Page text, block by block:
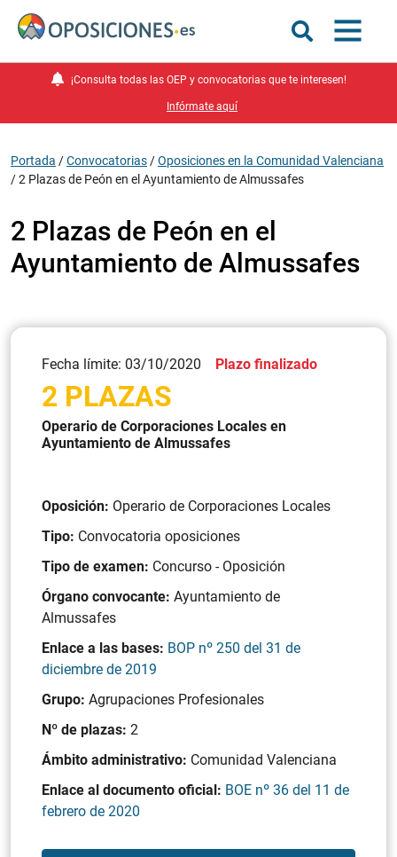
¡Consulta todas las OEP y convocatorias que te interesen!
Infórmate aquí
Portada /Convocatorias /Oposiciones en la Comunidad Valenciana
/2 Plazas de Peón en el Ayuntamiento de Almussafes
2 Plazas de Peón en el
Ayuntamiento de Almussafes
Fecha límite: 03/10/2020 Plazo finalizado
2 PLAZAS
Operario de Corporaciones Locales en
Ayuntamiento de Almussafes
Oposición: Operario de Corporaciones Locales
Tipo: Convocatoria oposiciones
Tipo de examen: Concurso - Oposición
Órgano convocante: Ayuntamiento de
Almussafes
Enlace a las bases: BOP nº 250 del 31 de
diciembre de 2019
Grupo: Agrupaciones Profesionales
Nº de plazas: 2
Ámbito administrativo: Comunidad Valenciana
Enlace al documento oficial: BOE nº 36 del 11 de
febrero de 2020